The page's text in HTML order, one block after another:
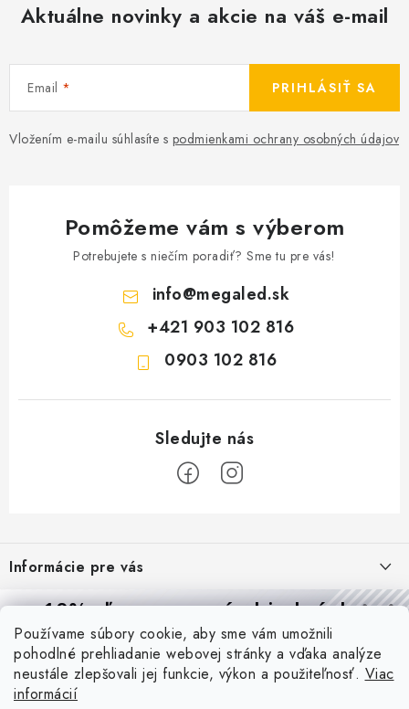
Používame súbory cookie, aby sme vám umožnili
pohodlné prehliadanie webovej stránky a vďaka analýze
neustále zlepšovali jej funkcie, výkon a použiteľnosť. Viac
informácií
Aktuálne novinky a akcie na váš e-mail
Email
Vložením e-mailu súhlasíte s podmienkami ochrany osobných údajov
PRIHLÁSIŤ SA
Pomôžeme vám s výberom
Potrebujete s niečím poradiť? Sme tu pre vás!
info@megaled.sk
+421 903 102 816
0903 102 816
p
ä
Informácie pre vás
Reklamácie a formulár na odstúpenie od zmluvy
Obchodné podmienky
Podmienky ochrany osobných údajov
Blog
PIR vs. mikrovlnný senzor: ktorý je lepší a kedy ho použiť? +
10% zľavana prvú objednávku
Prihláste sa azískajtezľavu aj praktické tipy,vďaka ktorým
budete svietiť lepšie a platiť menej.